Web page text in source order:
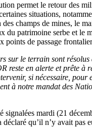
permet le retour des
situations,
champs de mines, le
du patrimoine serbe et le
points de passage
sur le terrain sont résolus
reste en alerte et prête à
si nécessaire, pour
à notre mandat des
signalées mardi (21
qu’il n’y avait pas